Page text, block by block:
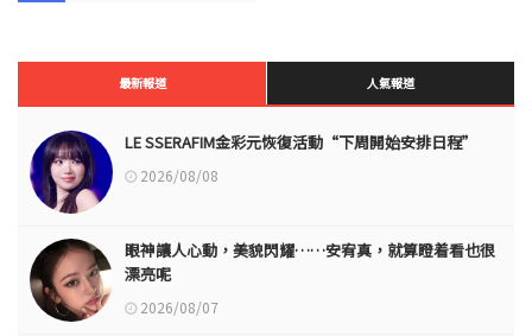
最新報道 人氣報道
LE SSERAFIM金彩元恢復活動“下周開始安排日程”
2026/08/08
眼神讓人心動，美貌閃耀……安宥真，就算瞪着看也很
漂亮呢
2026/08/07